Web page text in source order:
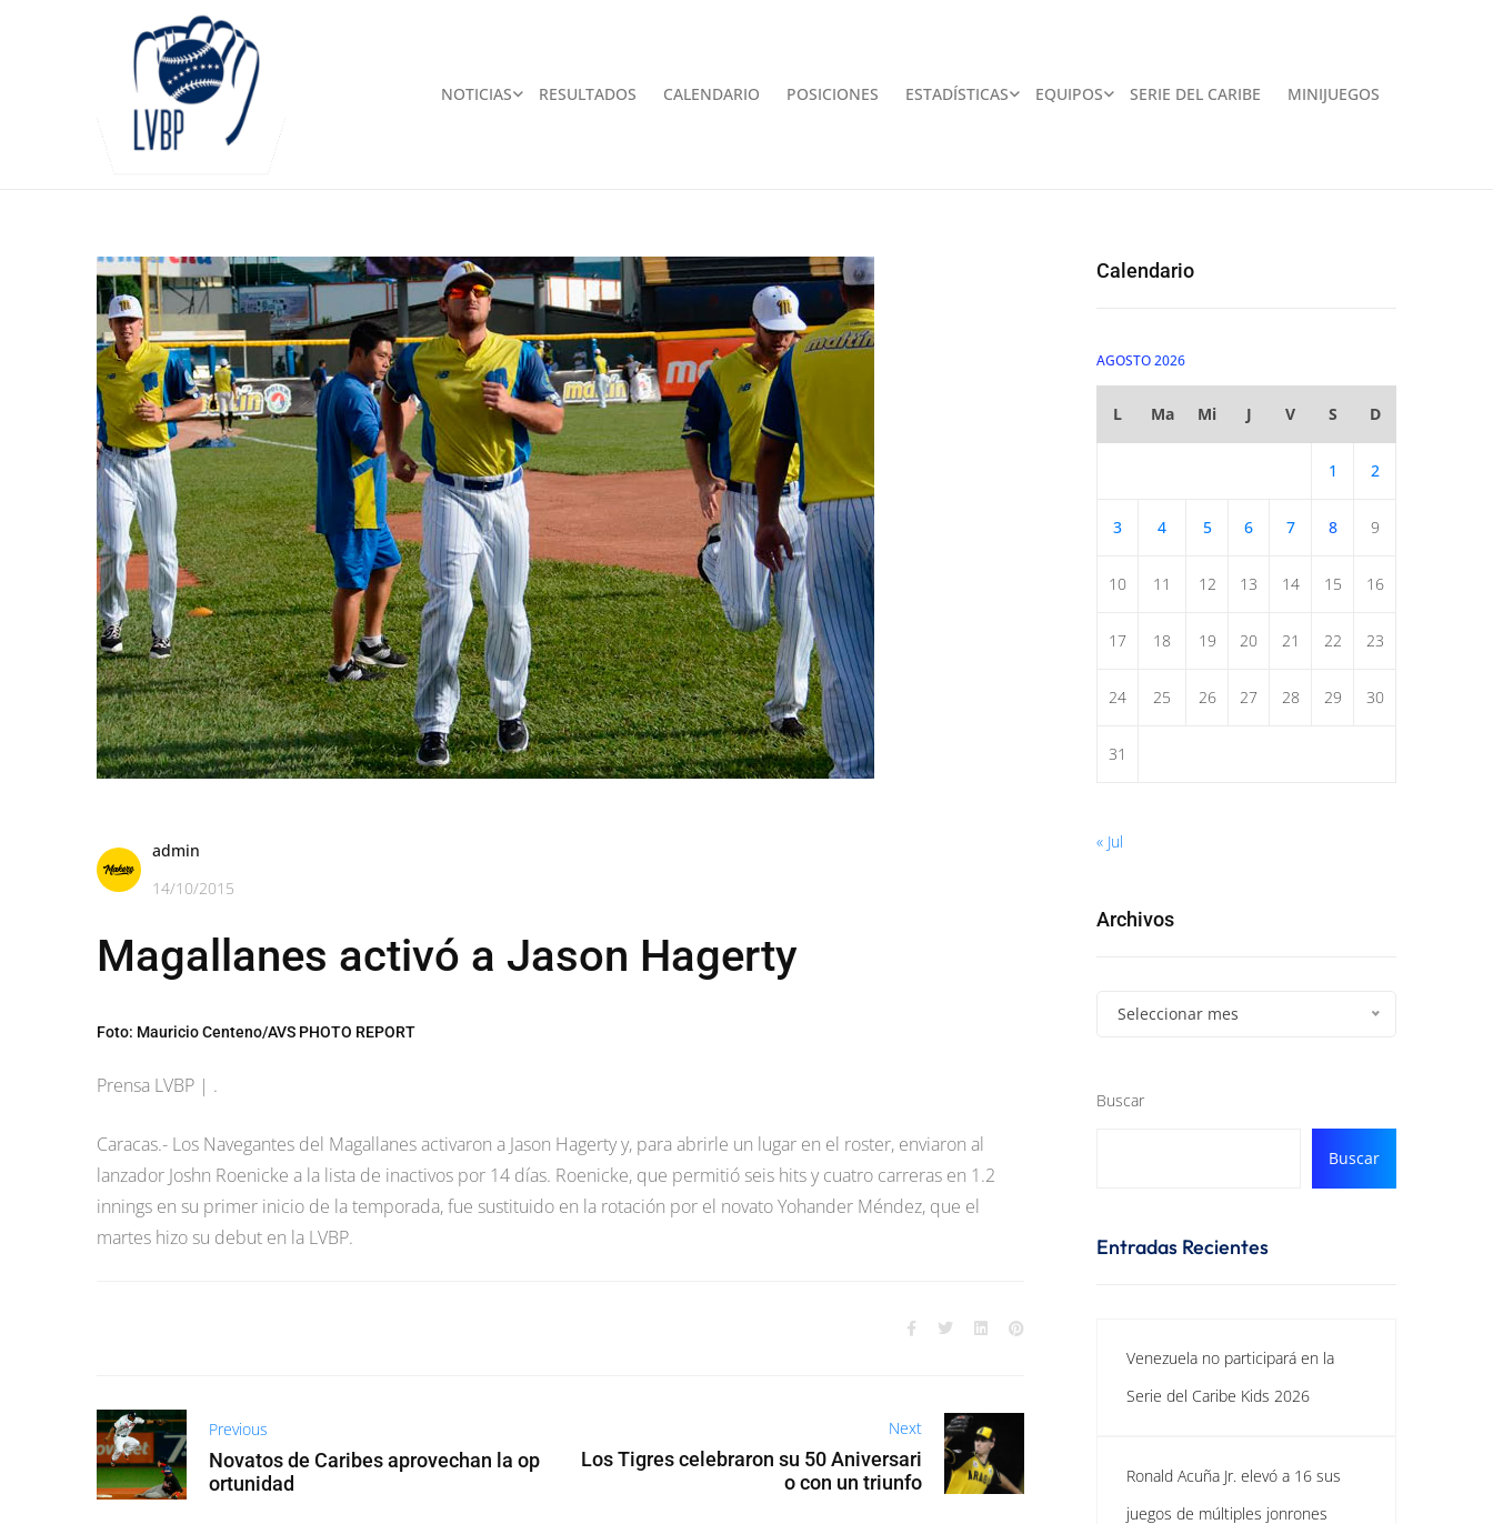
NOTICIAS RESULTADOS CALENDARIO POSICIONES ESTADÍSTICAS EQUIPOS SERIE DEL CARIBE MINIJUEGOS
admin
14/10/2015
Magallanes activó a Jason Hagerty
Foto: Mauricio Centeno/AVS PHOTO REPORT
Prensa LVBP | .
Caracas.- Los Navegantes del Magallanes activaron a Jason Hagerty y, para abrirle un lugar en el roster, enviaron al
lanzador Joshn Roenicke a la lista de inactivos por 14 días. Roenicke, que permitió seis hits y cuatro carreras en 1.2
innings en su primer inicio de la temporada, fue sustituido en la rotación por el novato Yohander Méndez, que el
martes hizo su debut en la LVBP.
Previous
Novatos de Caribes aprovechan la op
ortunidad
Next
Los Tigres celebraron su 50 Aniversari
o con un triunfo
Calendario
AGOSTO 2026
L Ma Mi J V S D
1 2
3 4 5 6 7 8 9
10 11 12 13 14 15 16
17 18 19 20 21 22 23
24 25 26 27 28 29 30
31
« Jul
Archivos
Seleccionar mes
Buscar
Buscar
Entradas Recientes
Venezuela no participará en la
Serie del Caribe Kids 2026
Ronald Acuña Jr. elevó a 16 sus
juegos de múltiples jonrones